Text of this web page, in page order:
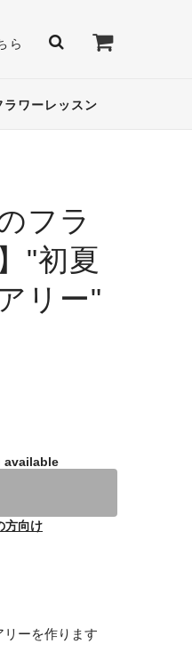
ら
ラワーレッスン
フラ
"初夏
リー"
方向け
ーを作ります